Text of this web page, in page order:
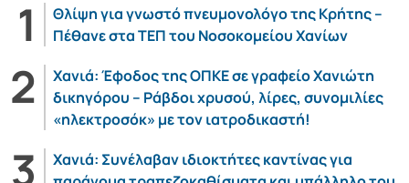
Θλίψη για γνωστό πνευμονολόγο της Κρήτης –
Πέθανε στα ΤΕΠ του Νοσοκομείου Χανίων
Χανιά: Έφοδος της ΟΠΚΕ σε γραφείο Χανιώτη
δικηγόρου – Ράβδοι χρυσού, λίρες, συνομιλίες
«ηλεκτροσόκ» με τον ιατροδικαστή!
Χανιά: Συνέλαβαν ιδιοκτήτες καντίνας για